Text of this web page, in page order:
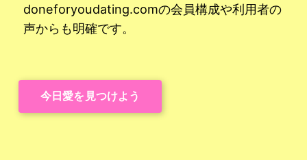
doneforyoudating.comの会員構成や利用者の
声からも明確です。
今日愛を見つけよう